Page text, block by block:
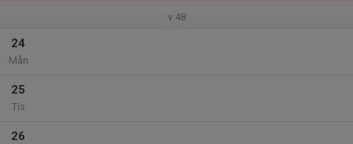
v.48
24
Mån
25
Tis
26